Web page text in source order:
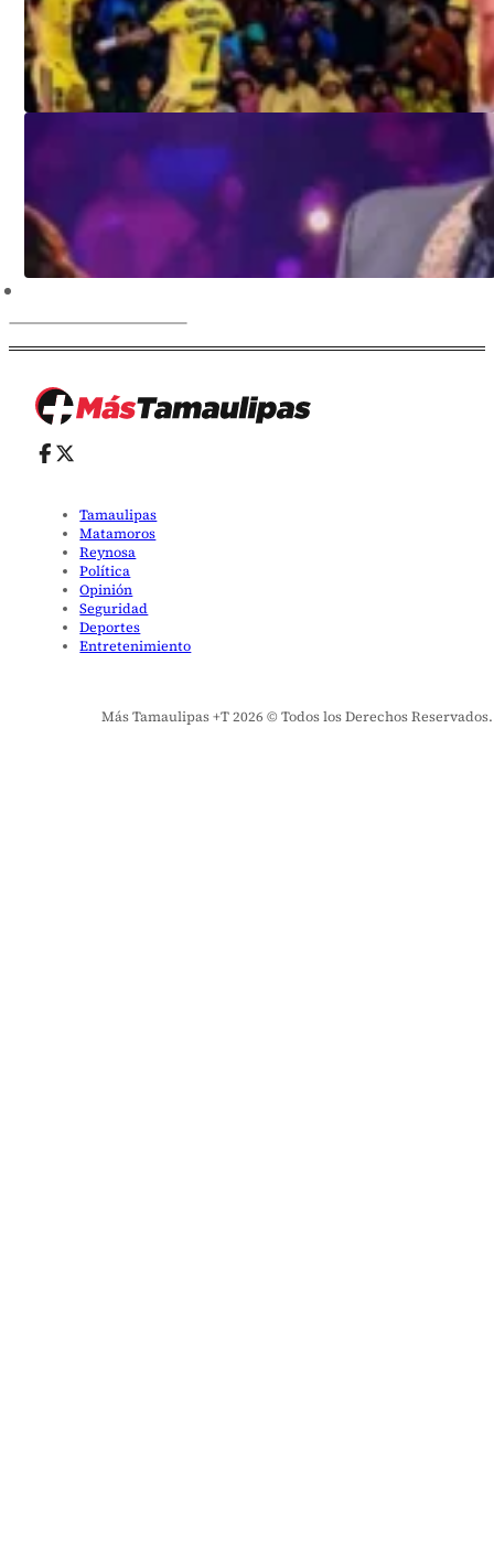
Tamaulipas
Matamoros
Reynosa
Política
Opinión
Seguridad
Deportes
Entretenimiento
Más Tamaulipas +T 2026 © Todos los Derechos